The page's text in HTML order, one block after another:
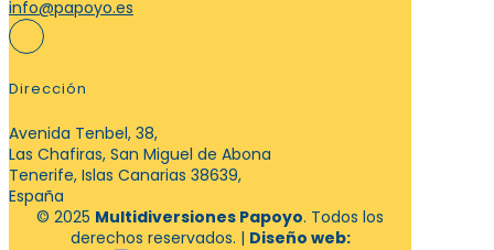
info@papoyo.es
Dirección
Avenida Tenbel, 38,
Las Chafiras, San Miguel de Abona
Tenerife, Islas Canarias 38639,
España
© 2025 Multidiversiones Papoyo. Todos los
derechos reservados. | Diseño web: